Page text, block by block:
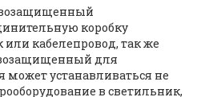
коробку
кабелепровод, так же
для
может устанавливаться не
в светильник,